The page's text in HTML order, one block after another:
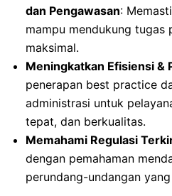
dan Pengawasan:
mampu mendukung tugas
maksimal.
Meningkatkan Efisiensi &
penerapan best practice
administrasi untuk
tepat, dan berkualitas.
Memahami Regulasi
dengan pemahaman
perundang-undangan